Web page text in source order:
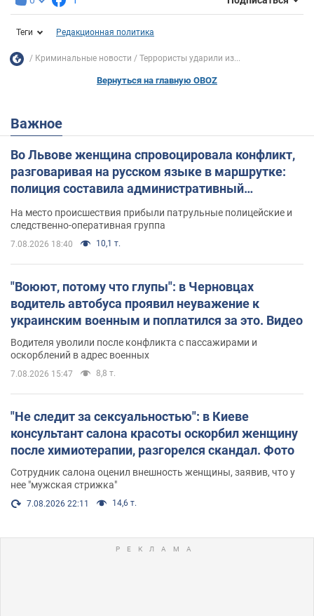
Теги Редакционная политика
Криминальные новости Террористы ударили из...
Вернуться на главную OBOZ
Важное
Во Львове женщина спровоцировала конфликт,
разговаривая на русском языке в маршрутке:
полиция составила административный
На место происшествия прибыли патрульные полицейские и
следственно-оперативная группа
7.08.2026 18:40 10,1 т.
"Воюют, потому что глупы": в Черновцах
водитель автобуса проявил неуважение к
украинским военным и поплатился за это. Видео
Водителя уволили после конфликта с пассажирами и
оскорблений в адрес военных
7.08.2026 15:47 8,8 т.
"Не следит за сексуальностью": в Киеве
консультант салона красоты оскорбил женщину
после химиотерапии, разгорелся скандал. Фото
Сотрудник салона оценил внешность женщины, заявив, что у
нее "мужская стрижка"
7.08.2026 22:11 14,6 т.